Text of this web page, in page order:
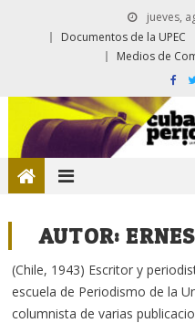
jueves,
Documentos de la UPEC
Medios de
AUTOR:
(Chile, 1943) Escritor y
escuela de Periodismo de la
columnista de varias